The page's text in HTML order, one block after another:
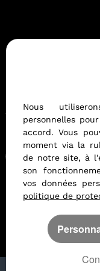
Afin de vous
votre PC,
s'adapte
Nous
personnelles
accord. Vous
moment via la
de notre site, à
son
vos données
politique de